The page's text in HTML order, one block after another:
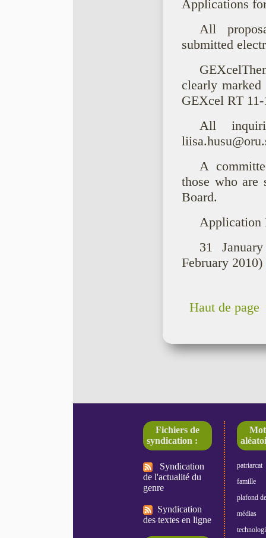
Applications
All
submitted
clearly
GEXcel RT 11-
All
A
those who are
Board.
Application
31
February 2010)
Haut de page
Fichiers de
syndication :
Syndication
de l'actualité du
genre
Syndication
des textes en ligne
patriarcat
famille
plafond
médias